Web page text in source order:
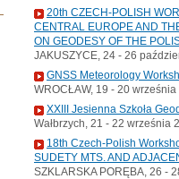
20th CZECH-POLISH
CENTRAL EUROPE AND
ON GEODESY OF THE
JAKUSZYCE, 24 - 26
GNSS Meteorology
WROCŁAW, 19 - 20 września
XXIII Jesienna Szkoła
Wałbrzych, 21 - 22 września
18th Czech-Polish
SUDETY MTS. AND
SZKLARSKA PORĘBA, 26 -